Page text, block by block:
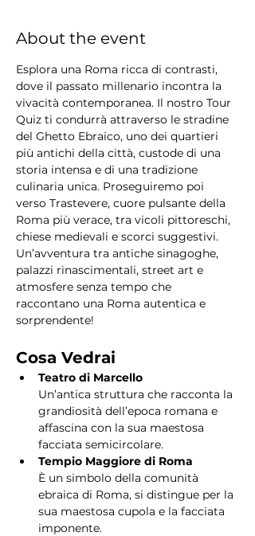
About the event
Esplora una Roma ricca di contrasti,
dove il passato millenario incontra la
vivacità contemporanea. Il nostro Tour
Quiz ti condurrà attraverso le stradine
del Ghetto Ebraico, uno dei quartieri
più antichi della città, custode di una
storia intensa e di una tradizione
culinaria unica. Proseguiremo poi
verso Trastevere, cuore pulsante della
Roma più verace, tra vicoli pittoreschi,
chiese medievali e scorci suggestivi.
Un’avventura tra antiche sinagoghe,
palazzi rinascimentali, street art e
atmosfere senza tempo che
raccontano una Roma autentica e
sorprendente!
Cosa Vedrai
Teatro di Marcello
Un’antica struttura che racconta la
grandiosità dell’epoca romana e
affascina con la sua maestosa
facciata semicircolare.
Tempio Maggiore di Roma
È un simbolo della comunità
ebraica di Roma, si distingue per la
sua maestosa cupola e la facciata
imponente.